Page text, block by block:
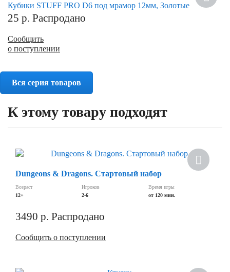
Кубики STUFF PRO D6 под мрамор 12мм, Золотые
25 р. Распродано
Сообщить
о поступлении
Вся серия товаров
К этому товару подходят
Dungeons & Dragons. Стартовый набор
Возраст
12+
Игроков
2-6
Время игры
от 120 мин.
3490 р. Распродано
Сообщить о поступлении